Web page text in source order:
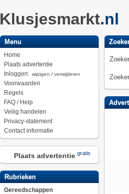
Klusjesmarkt.nl
Menu
Home
Plaats advertentie
Inloggen: wijzigen / verwijderen
Voorwaarden
Regels
FAQ / Help
Veilig handelen
Privacy-statement
Contact informatie
Plaats advertentie gratis
Rubrieken
Gereedschappen